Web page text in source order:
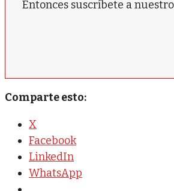
Entonces suscríbete a
Comparte esto:
X
Facebook
LinkedIn
WhatsApp